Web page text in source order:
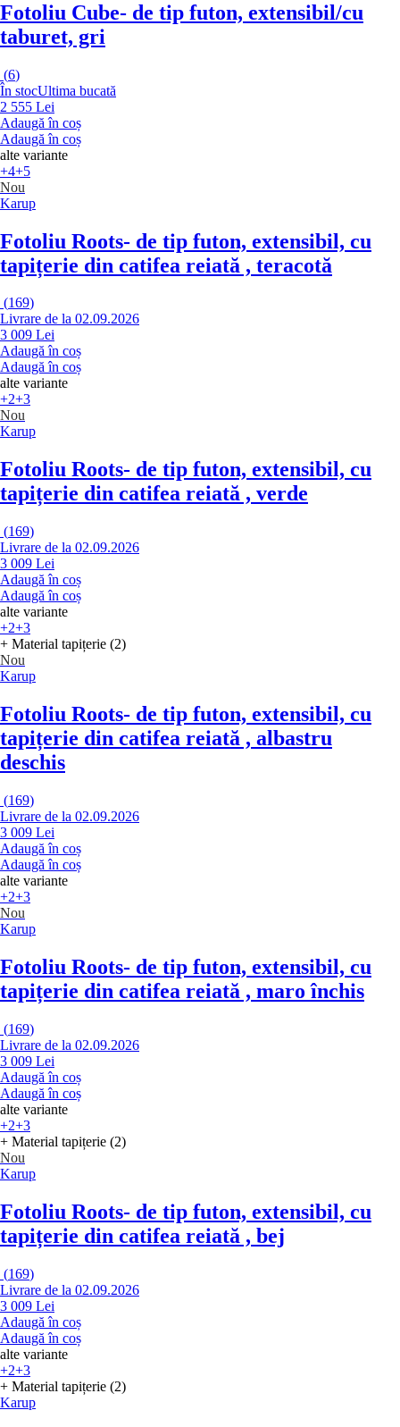
Fotoliu Cube- de tip futon, extensibil/cu
taburet, gri
(6)
În stocUltima bucată
2 555 Lei
Adaugă în coș
Adaugă în coș
alte variante
+4+5
Nou
Karup
Fotoliu Roots- de tip futon, extensibil, cu
tapițerie din catifea reiată , teracotă
(169)
Livrare de la 02.09.2026
3 009 Lei
Adaugă în coș
Adaugă în coș
alte variante
+2+3
Nou
Karup
Fotoliu Roots- de tip futon, extensibil, cu
tapițerie din catifea reiată , verde
(169)
Livrare de la 02.09.2026
3 009 Lei
Adaugă în coș
Adaugă în coș
alte variante
+2+3
+ Material tapițerie (2)
Nou
Karup
Fotoliu Roots- de tip futon, extensibil, cu
tapițerie din catifea reiată , albastru
deschis
(169)
Livrare de la 02.09.2026
3 009 Lei
Adaugă în coș
Adaugă în coș
alte variante
+2+3
Nou
Karup
Fotoliu Roots- de tip futon, extensibil, cu
tapițerie din catifea reiată , maro închis
(169)
Livrare de la 02.09.2026
3 009 Lei
Adaugă în coș
Adaugă în coș
alte variante
+2+3
+ Material tapițerie (2)
Nou
Karup
Fotoliu Roots- de tip futon, extensibil, cu
tapițerie din catifea reiată , bej
(169)
Livrare de la 02.09.2026
3 009 Lei
Adaugă în coș
Adaugă în coș
alte variante
+2+3
+ Material tapițerie (2)
Karup